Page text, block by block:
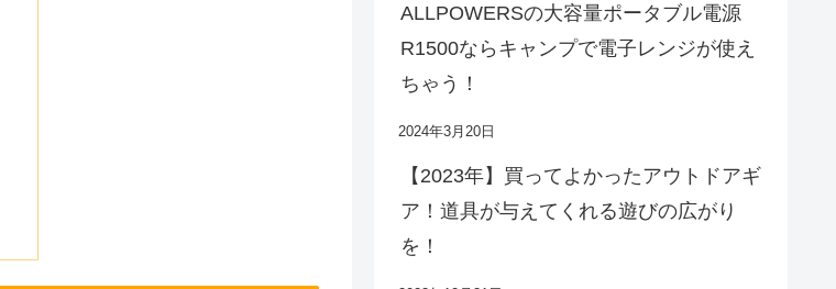
ALLPOWERSの大容量ポータブル電源
R1500ならキャンプで電子レンジが使え
ちゃう！
2024年3月20日
【2023年】買ってよかったアウトドアギ
ア！道具が与えてくれる遊びの広がり
を！